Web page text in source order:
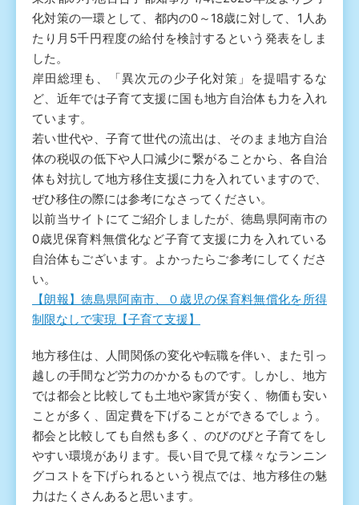
化対策の一環として、都内の0～18歳に対して、1人あ
たり月5千円程度の給付を検討するという発表をしま
した。
岸田総理も、「異次元の少子化対策」を提唱するな
ど、近年では子育て支援に国も地方自治体も力を入れ
ています。
若い世代や、子育て世代の流出は、そのまま地方自治
体の税収の低下や人口減少に繋がることから、各自治
体も対抗して地方移住支援に力を入れていますので、
ぜひ移住の際には参考になさってください。
以前当サイトにてご紹介しましたが、徳島県阿南市の
0歳児保育料無償化など子育て支援に力を入れている
自治体もございます。よかったらご参考にしてくださ
い。
【朗報】徳島県阿南市、０歳児の保育料無償化を所得
制限なしで実現【子育て支援】
地方移住は、人間関係の変化や転職を伴い、また引っ
越しの手間など労力のかかるものです。しかし、地方
では都会と比較しても土地や家賃が安く、物価も安い
ことが多く、固定費を下げることができるでしょう。
都会と比較しても自然も多く、のびのびと子育てをし
やすい環境があります。長い目で見て様々なランニン
グコストを下げられるという視点では、地方移住の魅
力はたくさんあると思います。